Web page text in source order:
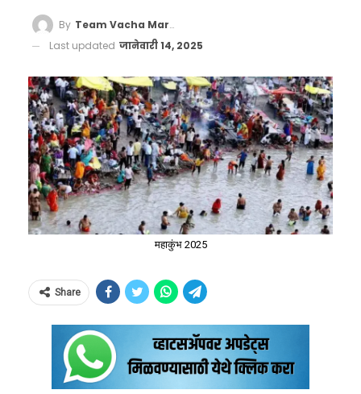
By Team Vacha Marathi
Last updated जानेवारी 14, 2025
महाकुंभ 2025
Share